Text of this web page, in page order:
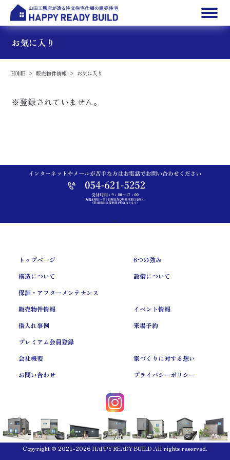
お気に入り
HOME 販売物件情報 お気に入り
※登録されていません。
トップページ
6つの強み
構造について
設備について
保証・アフターメンテナンス
販売物件情報
イベント情報
借入れ事例
来場予約
プレミアム会員登録
会社概要
家づくりに対する想い
お問い合わせ
プライバシーポリシー
Copyright © 2021-2026 HAPPY READY BUILD All rights reserved.